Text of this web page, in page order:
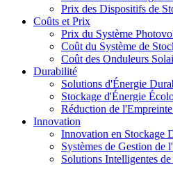
Prix des Dispositifs de
Coûts et Prix
Prix du Système
Coût du Système de
Coût des Onduleurs
Durabilité
Solutions d'Énergie
Stockage d'Énergie
Réduction de
Innovation
Innovation en Stockage
Systèmes de Gestion de
Solutions Intelligentes